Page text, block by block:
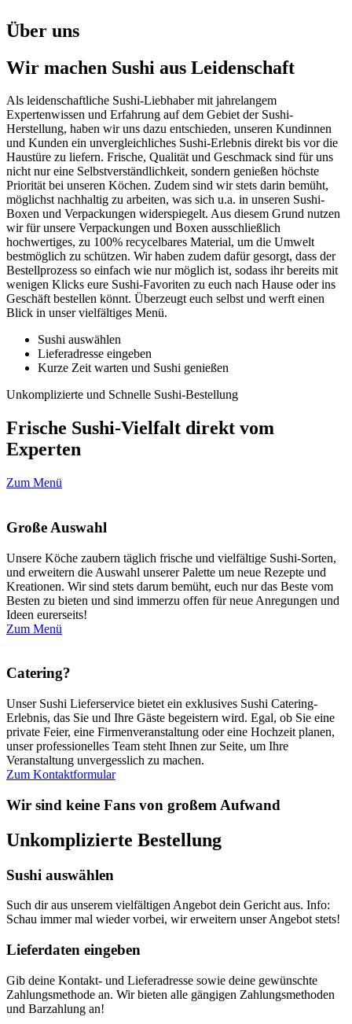
Über uns
Wir machen Sushi aus Leidenschaft
Als leidenschaftliche Sushi-Liebhaber mit jahrelangem
Expertenwissen und Erfahrung auf dem Gebiet der Sushi-
Herstellung, haben wir uns dazu entschieden, unseren Kundinnen
und Kunden ein unvergleichliches Sushi-Erlebnis direkt bis vor die
Haustüre zu liefern. Frische, Qualität und Geschmack sind für uns
nicht nur eine Selbstverständlichkeit, sondern genießen höchste
Priorität bei unseren Köchen. Zudem sind wir stets darin bemüht,
möglichst nachhaltig zu arbeiten, was sich u.a. in unseren Sushi-
Boxen und Verpackungen widerspiegelt. Aus diesem Grund nutzen
wir für unsere Verpackungen und Boxen ausschließlich
hochwertiges, zu 100% recycelbares Material, um die Umwelt
bestmöglich zu schützen. Wir haben zudem dafür gesorgt, dass der
Bestellprozess so einfach wie nur möglich ist, sodass ihr bereits mit
wenigen Klicks eure Sushi-Favoriten zu euch nach Hause oder ins
Geschäft bestellen könnt. Überzeugt euch selbst und werft einen
Blick in unser vielfältiges Menü.
Sushi auswählen
Lieferadresse eingeben
Kurze Zeit warten und Sushi genießen
Unkomplizierte und Schnelle Sushi-Bestellung
Frische Sushi-Vielfalt direkt vom
Experten
Zum Menü
Große Auswahl
Unsere Köche zaubern täglich frische und vielfältige Sushi-Sorten,
und erweitern die Auswahl unserer Palette um neue Rezepte und
Kreationen. Wir sind stets darum bemüht, euch nur das Beste vom
Besten zu bieten und sind immerzu offen für neue Anregungen und
Ideen eurerseits!
Zum Menü
Catering?
Unser Sushi Lieferservice bietet ein exklusives Sushi Catering-
Erlebnis, das Sie und Ihre Gäste begeistern wird. Egal, ob Sie eine
private Feier, eine Firmenveranstaltung oder eine Hochzeit planen,
unser professionelles Team steht Ihnen zur Seite, um Ihre
Veranstaltung unvergesslich zu machen.
Zum Kontaktformular
Wir sind keine Fans von großem Aufwand
Unkomplizierte Bestellung
Sushi auswählen
Such dir aus unserem vielfältigen Angebot dein Gericht aus. Info:
Schau immer mal wieder vorbei, wir erweitern unser Angebot stets!
Lieferdaten eingeben
Gib deine Kontakt- und Lieferadresse sowie deine gewünschte
Zahlungsmethode an. Wir bieten alle gängigen Zahlungsmethoden
und Barzahlung an!